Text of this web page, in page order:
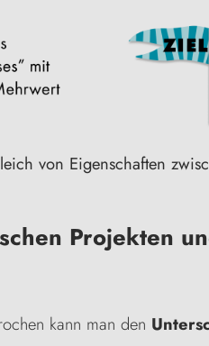
von Eigenschaften
Projekten
kann man den